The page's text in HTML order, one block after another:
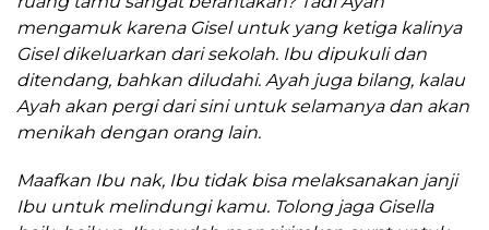
mengamuk karena Gisel untuk yang ketigakalinya
Gisel dikeluarkan dari sekolah. Ibu dipukuli dan
ditendang, bahkan diludahi. Ayah juga bilang, kalau
Ayah akan pergi dari sini untuk selamanya dan akan
menikah dengan orang lain.
Maafkan Ibu nak, Ibu tidak bisa melaksanakan janji
Ibu untuk melindungi kamu. Tolong jaga Gisella